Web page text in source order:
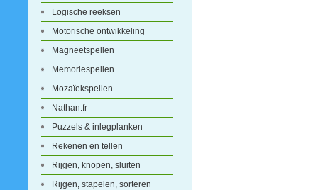
Logische reeksen
Motorische ontwikkeling
Magneetspellen
Memoriespellen
Mozaïekspellen
Nathan.fr
Puzzels & inlegplanken
Rekenen en tellen
Rijgen, knopen, sluiten
Rijgen, stapelen, sorteren